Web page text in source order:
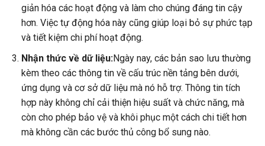
giản hóa các hoạt động và làm cho chúng đáng tin cậy
hơn. Việc tự động hóa này cũng giúp loại bỏ sự phức tạp
và tiết kiệm chi phí hoạt động.
Nhận thức về dữ liệu:Ngày nay, các bản sao lưu thường
kèm theo các thông tin về cấu trúc nền tảng bên dưới,
ứng dụng và cơ sở dữ liệu mà nó hỗ trợ. Thông tin tích
hợp này không chỉ cải thiện hiệu suất và chức năng, mà
còn cho phép bảo vệ và khôi phục một cách chi tiết hơn
mà không cần các bước thủ công bổ sung nào.